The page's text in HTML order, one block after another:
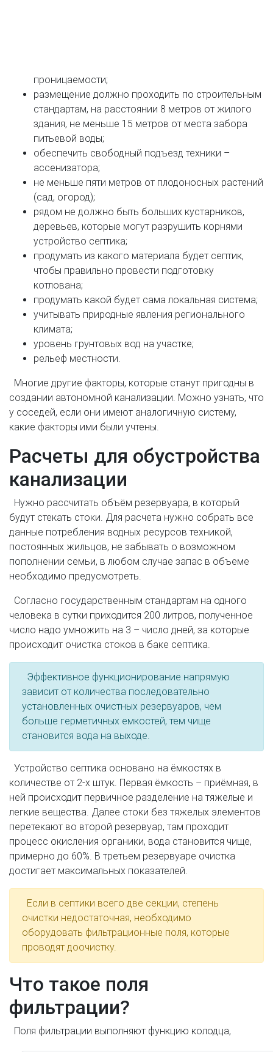
проницаемости;
размещение должно проходить по строительным
стандартам, на расстоянии 8 метров от жилого
здания, не меньше 15 метров от места забора
питьевой воды;
обеспечить свободный подъезд техники –
ассенизатора;
не меньше пяти метров от плодоносных растений
(сад, огород);
рядом не должно быть больших кустарников,
деревьев, которые могут разрушить корнями
устройство септика;
продумать из какого материала будет септик,
чтобы правильно провести подготовку
котлована;
продумать какой будет сама локальная система;
учитывать природные явления регионального
климата;
уровень грунтовых вод на участке;
рельеф местности.
Многие другие факторы, которые станут пригодны в
создании автономной канализации. Можно узнать, что
у соседей, если они имеют аналогичную систему,
какие факторы ими были учтены.
Расчеты для обустройства
канализации
Нужно рассчитать объём резервуара, в который
будут стекать стоки. Для расчета нужно собрать все
данные потребления водных ресурсов техникой,
постоянных жильцов, не забывать о возможном
пополнении семьи, в любом случае запас в объеме
необходимо предусмотреть.
Согласно государственным стандартам на одного
человека в сутки приходится 200 литров, полученное
число надо умножить на 3 – число дней, за которые
происходит очистка стоков в баке септика.
Эффективное функционирование напрямую
зависит от количества последовательно
установленных очистных резервуаров, чем
больше герметичных емкостей, тем чище
становится вода на выходе.
Устройство септика основано на ёмкостях в
количестве от 2-х штук. Первая ёмкость – приёмная, в
ней происходит первичное разделение на тяжелые и
легкие вещества. Далее стоки без тяжелых элементов
перетекают во второй резервуар, там проходит
процесс окисления органики, вода становится чище,
примерно до 60%. В третьем резервуаре очистка
достигает максимальных показателей.
Если в септики всего две секции, степень
очистки недостаточная, необходимо
оборудовать фильтрационные поля, которые
проводят доочистку.
Что такое поля
фильтрации?
Поля фильтрации выполняют функцию колодца,